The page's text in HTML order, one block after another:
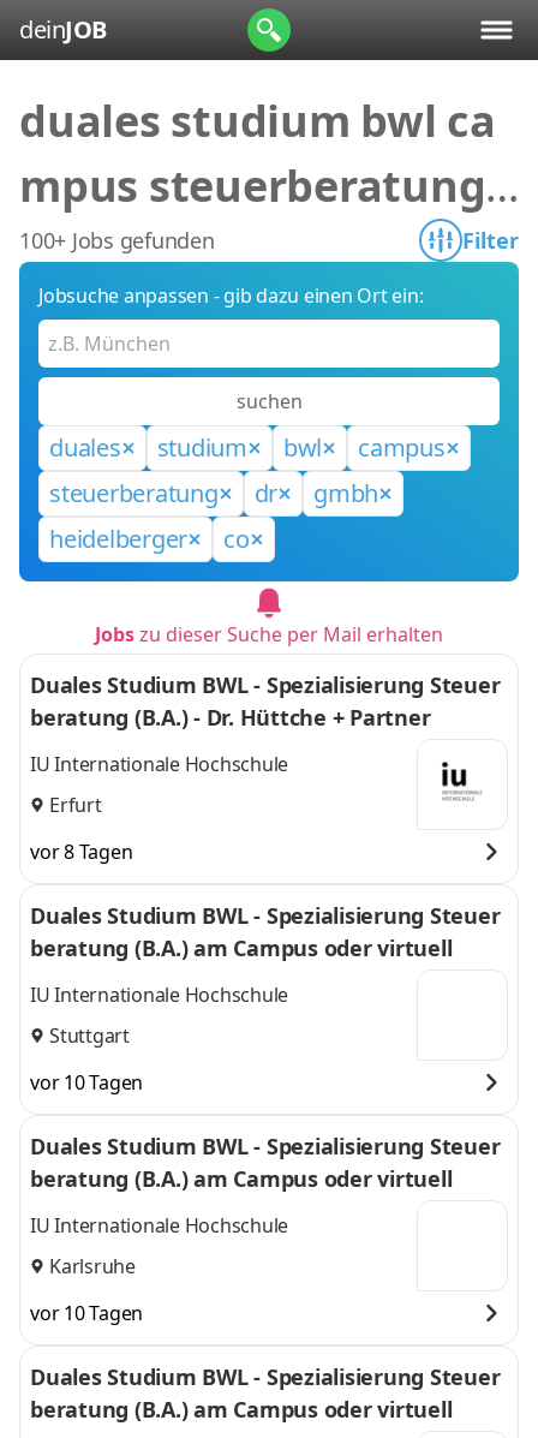
deinJOB
duales studium bwl ca
mpus steuerberatung
dr gmbh heidelberger c
o
100+ Jobs gefunden Filter
Jobsuche anpassen - gib dazu einen Ort ein:
suchen
duales studium bwl
campus
steuerberatung
dr
gmbh
heidelberger
co
Jobszu dieser Suche per Mail erhalten
Duales Studium BWL - Spezialisierung Steuer
beratung (B.A.) - Dr. Hüttche + Partner
IU Internationale Hochschule
Erfurt
vor 8 Tagen
Duales Studium BWL - Spezialisierung Steuer
beratung (B.A.) am Campus oder virtuell
IU Internationale Hochschule
Stuttgart
vor 10 Tagen
Duales Studium BWL - Spezialisierung Steuer
beratung (B.A.) am Campus oder virtuell
IU Internationale Hochschule
Karlsruhe
vor 10 Tagen
Duales Studium BWL - Spezialisierung Steuer
beratung (B.A.) am Campus oder virtuell